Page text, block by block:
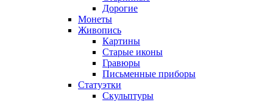
Дорогие
Монеты
Живопись
Картины
Старые иконы
Гравюры
Письменные приборы
Статуэтки
Скульптуры